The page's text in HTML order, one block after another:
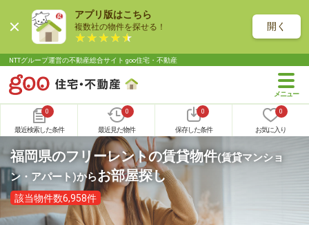
アプリ版はこちら
複数社の物件を探せる！ 開く
NTTグループ運営の不動産総合サイト goo住宅・不動産
0
最近検索した条件
0
最近見た物件
0
保存した条件
0
お気に入り
福岡県のフリーレントの賃貸物件(賃貸マンショ
ン・アパート)からお部屋探し
該当物件数6,958件